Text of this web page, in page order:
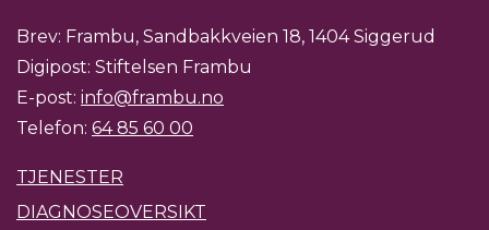
Brev: Frambu, Sandbakkveien 18, 1404 Siggerud
Digipost: Stiftelsen Frambu
E-post: info@frambu.no
Telefon: 64 85 60 00
TJENESTER
DIAGNOSEOVERSIKT